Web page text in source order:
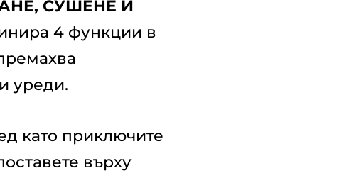
СУШЕНЕ И
4 функции в
уреди.
като приключите
върху